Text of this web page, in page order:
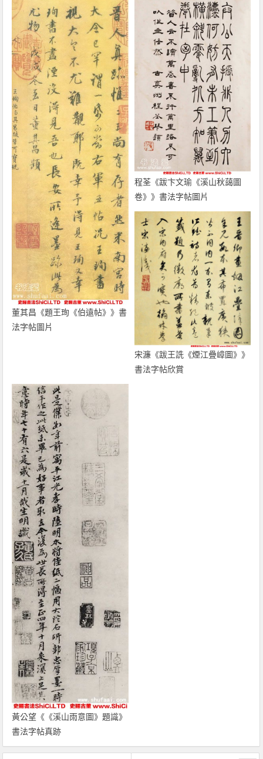
董其昌《題王珣《伯遠帖》》書
法字帖圖片
程荃《跋卞文瑜《溪山秋藹圖
卷》》書法字帖圖片
宋濂《跋王詵《煙江疊嶂圖》》
書法字帖欣賞
黃公望《《溪山雨意圖》題識》
書法字帖真跡